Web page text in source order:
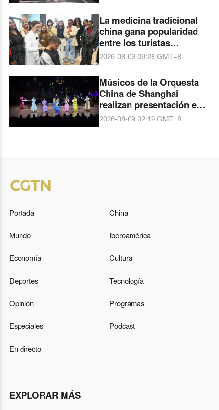
La medicina tradicional
china gana popularidad
entre los turistas
extranjeros
2026-08-09 09:28GMT+8
Músicos de la Orquesta
China de Shanghai
realizan presentación en
Brasil
2026-08-09 02:19GMT+8
Portada China
Mundo Iberoamérica
Economía Cultura
Deportes Tecnología
Opinión Programas
Especiales Podcast
En directo
EXPLORAR MÁS